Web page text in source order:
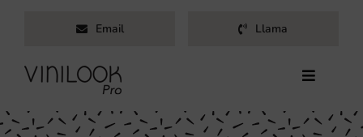
contenido
Email Llama
Toggle
Inicio